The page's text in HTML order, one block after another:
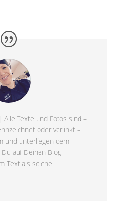
Texte und Fotos sind –
oder verlinkt –
und unterliegen dem
auf Deinen Blog
Text als solche